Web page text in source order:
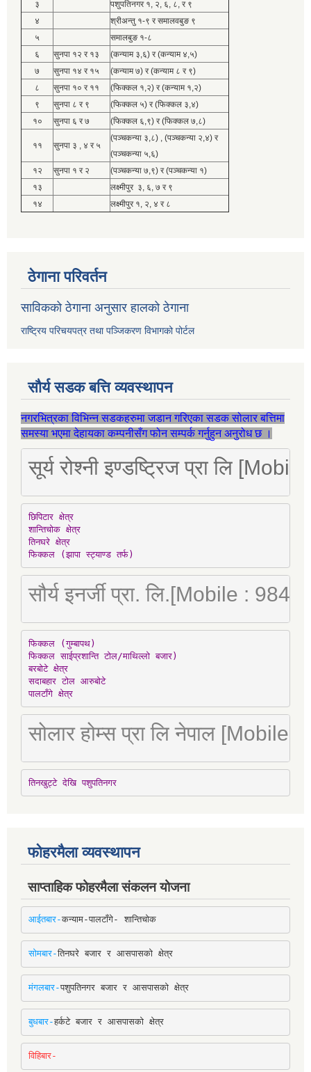
३
पशुपतिनगर १, २, ६, ८, र ९
४
श्रीअन्तु १-९ र समालवबुङ ९
५
समालबुङ १-८
६
सुनपा १२ र १३
(कन्याम ३,६) र (कन्याम ४,५)
७
सुनपा १४ र १५
(कन्याम ७) र (कन्याम ८ र ९)
८
सुनपा १० र ११
(फिक्कल १,२) र (कन्याम १,२)
९
सुनपा ८ र ९
(फिक्कल ५) र (फिक्कल ३,४)
१०
सुनपा ६ र ७ (फिक्कल ६,९) र (फिक्कल ७,८)
११ सुनपा ३ , ४ र ५
(पञ्चकन्या ३,८) , (पञ्चकन्या २,४) र
(पञ्चकन्या ५,६)
१२
सुनपा १ र २
(पञ्चकन्या ७,९) र (पञ्चकन्या १)
१३
लक्ष्मीपुर ३, ६, ७ र ९
१४
लक्ष्मीपुर १, २, ४ र ८
ठेगाना परिवर्तन
साविकको ठेगाना अनुसार हालको ठेगाना
राष्ट्रिय परिचयपत्र तथा पञ्जिकरण विभागको पोर्टल
सौर्य सडक बत्ति व्यवस्थापन
नगरभित्रका विभिन्न सडकहरुमा जडान गरिएका सडक सोलार बत्तिमा
समस्या भएमा देहायका कम्पनीसँग फोन सम्पर्क गर्नुहुन अनुरोध छ ।
सूर्य रोश्नी इण्डष्ट्रिज प्रा लि
छिपिटार क्षेत्र
शान्तिचोक क्षेत्र
तिनघरे क्षेत्र
फिक्कल (झापा स्ट्याण्ड तर्फ)
सौर्य इनर्जी प्रा. लि.[Mobile :
फिक्कल (गुम्बापथ)
फिक्कल साईप्रशान्ति टोल/माथिल्लो बजार)
बरबोटे क्षेत्र
सदाबहार टोल आरुबोटे
पालटाँगे क्षेत्र
सोलार होम्स प्रा लि नेपाल [Mobile
तिनखुट्टे देखि पशुपतिनगर
फोहरमैला व्यवस्थापन
साप्ताहिक फोहरमैला संकलन योजना
आईतबार-कन्याम-पालटाँगे- शान्तिचोक
सोमबार-तिनघरे बजार र आसपासको क्षेत्र
मंगलबार-पशुपतिनगर बजार र आसपासको क्षेत्र
बुधबार-हर्कटे बजार र आसपासको क्षेत्र
विहिबार-